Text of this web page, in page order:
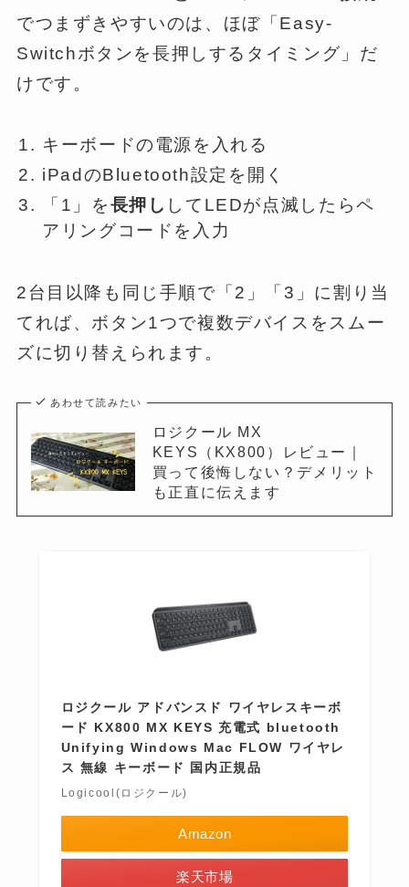
でつまずきやすいのは、ほぼ「Easy-
Switchボタンを長押しするタイミング」だ
けです。
キーボードの電源を入れる
iPadのBluetooth設定を開く
「1」を長押し してLEDが点滅したらペ
アリングコードを入力
2台目以降も同じ手順で「2」「3」に割り当
てれば、ボタン1つで複数デバイスをスムー
ズに切り替えられます。
あわせて読みたい
ロジクール MX
KEYS（KX800）レビュー｜
買って後悔しない？デメリット
も正直に伝えます
ロジクール アドバンスド ワイヤレスキーボ
ード KX800 MX KEYS 充電式 bluetooth
Unifying Windows Mac FLOW ワイヤレ
ス 無線 キーボード 国内正規品
Logicool(ロジクール)
Amazon
楽天市場